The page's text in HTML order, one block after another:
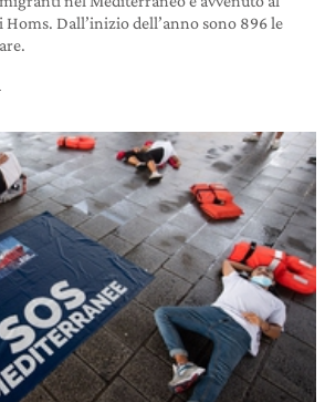
Dall’inizio dell’anno sono 896 le